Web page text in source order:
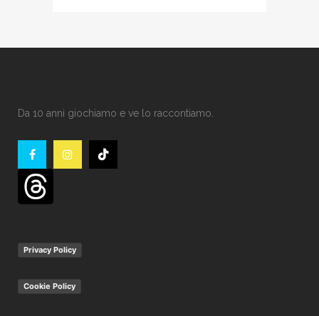
Da 10 anni giochiamo e ve lo raccontiamo.
Privacy Policy
Cookie Policy